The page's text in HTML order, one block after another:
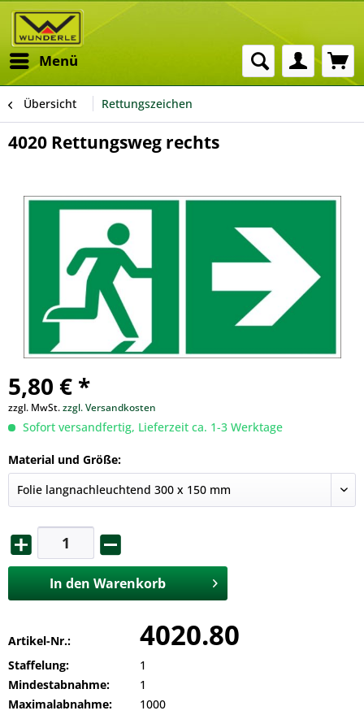
Menü
Übersicht Rettungszeichen
4020 Rettungsweg rechts
5,80 € *
zzgl. MwSt.zzgl. Versandkosten
Sofort versandfertig, Lieferzeit ca. 1-3 Werktage
Material und Größe:
In den Warenkorb
Artikel-Nr.: 4020.80
Staffelung:
1
Mindestabnahme:
1
Maximalabnahme:
1000